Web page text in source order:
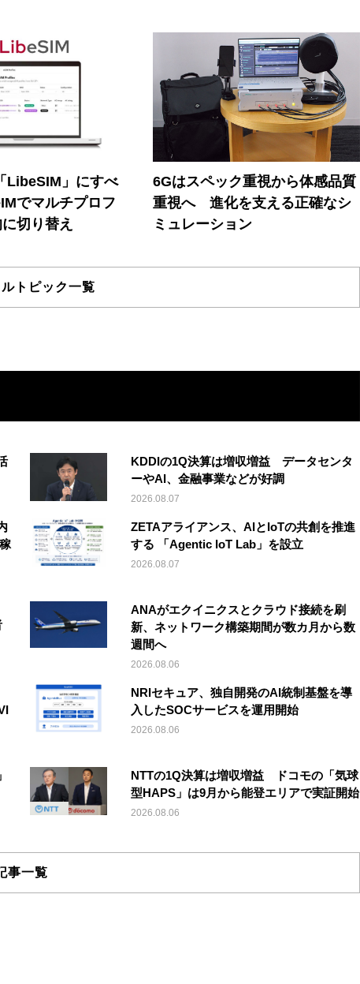
LibeSIM」にすべ
でマルチプロフ
切り替え
6Gはスペック重視から体感品質
重視へ 進化を支える正確なシ
ミュレーション
トピック一覧
KDDIの1Q決算は増収増益 データセンタ
ーやAI、金融事業などが好調
2026.08.07
ZETAアライアンス、AIとIoTの共創を推進
する 「Agentic IoT Lab」を設立
2026.08.07
ANAがエクイニクスとクラウド接続を刷
新、ネットワーク構築期間が数カ月から数
週間へ
2026.08.06
NRIセキュア、独自開発のAI統制基盤を導
入したSOCサービスを運用開始
2026.08.06
NTTの1Q決算は増収増益 ドコモの「気球
型HAPS」は9月から能登エリアで実証開始
2026.08.06
事一覧